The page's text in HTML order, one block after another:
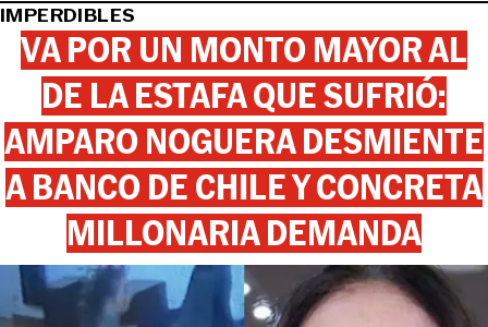
IMPERDIBLES
VA POR UN MONTO MAYOR AL
DE LA ESTAFA QUE SUFRIÓ:
AMPARO NOGUERA DESMIENTE
A BANCO DE CHILE Y CONCRETA
MILLONARIA DEMANDA